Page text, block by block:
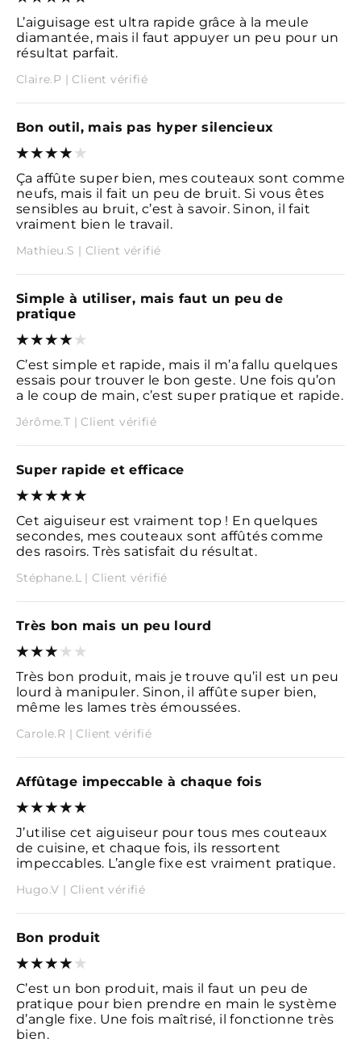
L’aiguisage est ultra rapide grâce à la meule
diamantée, mais il faut appuyer un peu pour un
résultat parfait.
Claire.P | Client vérifié
Bon outil, mais pas hyper silencieux
Ça affûte super bien, mes couteaux sont comme
neufs, mais il fait un peu de bruit. Si vous êtes
sensibles au bruit, c’est à savoir. Sinon, il fait
vraiment bien le travail.
Mathieu.S | Client vérifié
Simple à utiliser, mais faut un peu de
pratique
C’est simple et rapide, mais il m’a fallu quelques
essais pour trouver le bon geste. Une fois qu’on
a le coup de main, c’est super pratique et rapide.
Jérôme.T | Client vérifié
Super rapide et efficace
Cet aiguiseur est vraiment top ! En quelques
secondes, mes couteaux sont affûtés comme
des rasoirs. Très satisfait du résultat.
Stéphane.L | Client vérifié
Très bon mais un peu lourd
Très bon produit, mais je trouve qu’il est un peu
lourd à manipuler. Sinon, il affûte super bien,
même les lames très émoussées.
Carole.R | Client vérifié
Affûtage impeccable à chaque fois
J’utilise cet aiguiseur pour tous mes couteaux
de cuisine, et chaque fois, ils ressortent
impeccables. L’angle fixe est vraiment pratique.
Hugo.V | Client vérifié
Bon produit
C’est un bon produit, mais il faut un peu de
pratique pour bien prendre en main le système
d’angle fixe. Une fois maîtrisé, il fonctionne très
bien.